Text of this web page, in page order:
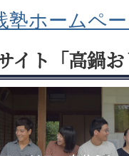
塾ホームペ
イト「高鍋